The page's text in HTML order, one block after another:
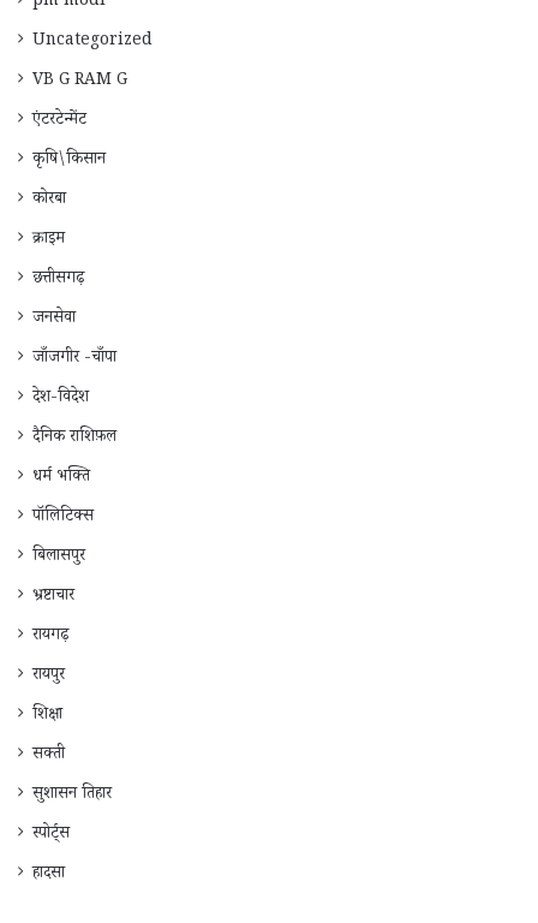
Uncategorized
VB G RAM G
एंटरटेन्मेंट
कृषि\किसान
कोरबा
क्राइम
छत्तीसगढ़
जनसेवा
जाँजगीर -चाँपा
देश-विदेश
दैनिक राशिफ़ल
धर्म भक्ति
पॉलिटिक्स
बिलासपुर
भ्रष्टाचार
रायगढ़
रायपुर
शिक्षा
सक्ती
सुशासन तिहार
स्पोर्ट्स
हादसा